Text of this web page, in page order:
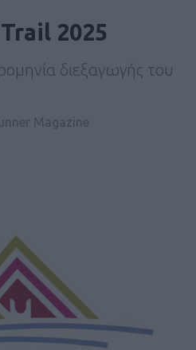
2025
διεξαγωγής του
Magazine